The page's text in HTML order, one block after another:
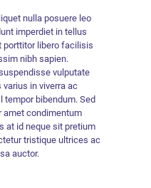
nulla posuere leo
imperdiet in tellus
porttitor libero facilisis
nibh sapien.
vulputate
in viverra ac
tempor bibendum. Sed
amet condimentum
at id neque sit pretium
tristique ultrices ac
auctor.